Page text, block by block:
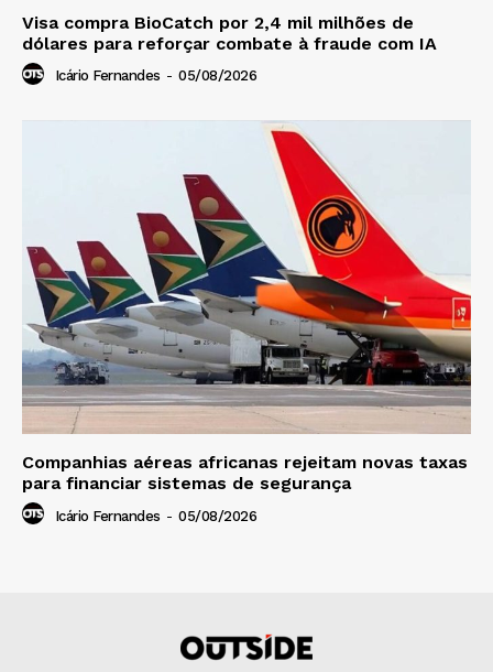
Visa compra BioCatch por 2,4 mil milhões de
dólares para reforçar combate à fraude com IA
Icário Fernandes - 05/08/2026
Companhias aéreas africanas rejeitam novas taxas
para financiar sistemas de segurança
Icário Fernandes - 05/08/2026